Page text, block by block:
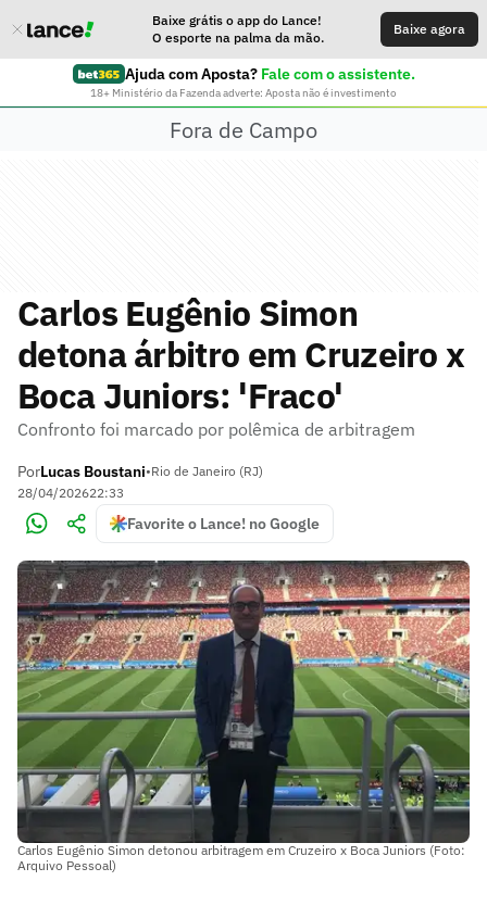
Baixe grátis o app do Lance!
O esporte na palma da mão.
Baixe agora
Ajuda com Aposta? Fale com o assistente.
18+ Ministério da Fazenda adverte: Aposta não é investimento
Fora de Campo
Carlos Eugênio Simon
detona árbitro em Cruzeiro x
Boca Juniors: 'Fraco'
Confronto foi marcado por polêmica de arbitragem
PorLucas Boustani•Rio de Janeiro (RJ)
28/04/202622:33
Favorite o Lance! no Google
Carlos Eugênio Simon detonou arbitragem em Cruzeiro x Boca Juniors (Foto:
Arquivo Pessoal)